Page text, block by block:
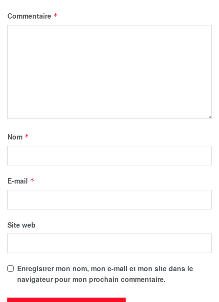
Commentaire *
Nom *
E-mail *
Site web
Enregistrer mon nom, mon e-mail et mon site dans le
navigateur pour mon prochain commentaire.